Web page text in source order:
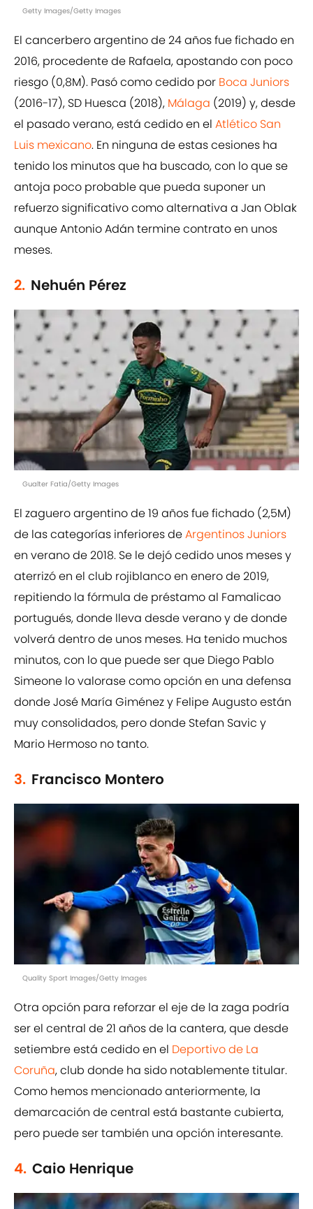
Getty Images/Getty Images
El cancerbero argentino de 24 años fue fichado en
2016, procedente de Rafaela, apostando con poco
riesgo (0,8M). Pasó como cedido por Boca Juniors
(2016-17), SD Huesca (2018), Málaga (2019) y, desde
el pasado verano, está cedido en el Atlético San
Luis mexicano. En ninguna de estas cesiones ha
tenido los minutos que ha buscado, con lo que se
antoja poco probable que pueda suponer un
refuerzo significativo como alternativa a Jan Oblak
aunque Antonio Adán termine contrato en unos
meses.
2. Nehuén Pérez
Gualter Fatia/Getty Images
El zaguero argentino de 19 años fue fichado (2,5M)
de las categorías inferiores deArgentinos Juniors
en verano de 2018. Se le dejó cedido unos meses y
aterrizó en el club rojiblanco en enero de 2019,
repitiendo la fórmula de préstamo al Famalicao
portugués, donde lleva desde verano y de donde
volverá dentro de unos meses. Ha tenido muchos
minutos, con lo que puede ser que Diego Pablo
Simeone lo valorase como opción en una defensa
donde José María Giménez y Felipe Augusto están
muy consolidados, pero donde Stefan Savic y
Mario Hermoso no tanto.
3. Francisco Montero
Quality Sport Images/Getty Images
Otra opción para reforzar el eje de la zaga podría
ser el central de 21 años de la cantera, que desde
setiembre está cedido en el Deportivo de La
Coruña, club donde ha sido notablemente titular.
Como hemos mencionado anteriormente, la
demarcación de central está bastante cubierta,
pero puede ser también una opción interesante.
4. Caio Henrique